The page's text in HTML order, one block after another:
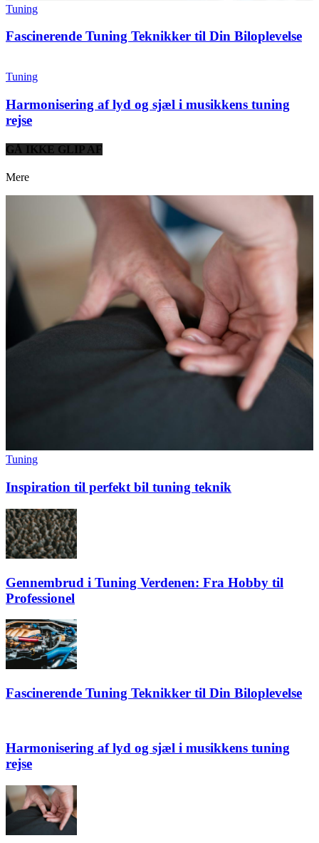
Tuning
Fascinerende Tuning Teknikker til Din Biloplevelse
Tuning
Harmonisering af lyd og sjæl i musikkens tuning
rejse
GÅ IKKE GLIP AF
Mere
Tuning
Inspiration til perfekt bil tuning teknik
Gennembrud i Tuning Verdenen: Fra Hobby til
Professionel
Fascinerende Tuning Teknikker til Din Biloplevelse
Harmonisering af lyd og sjæl i musikkens tuning
rejse